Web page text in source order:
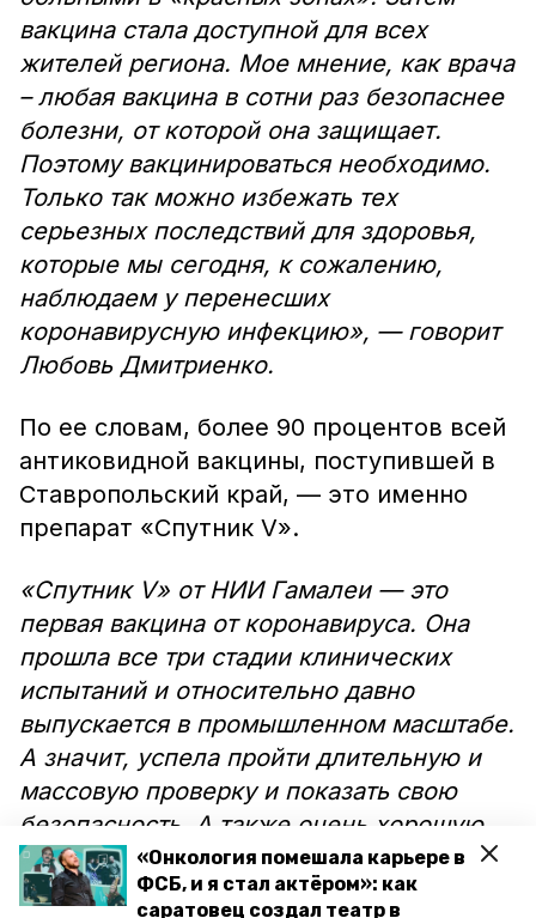
«Онкология помешала карьере в
ФСБ, и я стал актёром»: как
саратовец создал театр в
вакцина стала доступной для всех
жителей региона. Мое мнение, как врача
– любая вакцина в сотни раз безопаснее
болезни, от которой она защищает.
Поэтому вакцинироваться необходимо.
Только так можно избежать тех
серьезных последствий для здоровья,
которые мы сегодня, к сожалению,
наблюдаем у перенесших
коронавирусную инфекцию», — говорит
Любовь Дмитриенко.
По ее словам, более 90 процентов всей
антиковидной вакцины, поступившей в
Ставропольский край, — это именно
препарат «Спутник V».
«Спутник V» от НИИ Гамалеи — это
первая вакцина от коронавируса. Она
прошла все три стадии клинических
испытаний и относительно давно
выпускается в промышленном масштабе.
А значит, успела пройти длительную и
массовую проверку и показать свою
безопасность. А также очень хорошую
эффективность. Логично, что она
пользуется наибольшим спросом у